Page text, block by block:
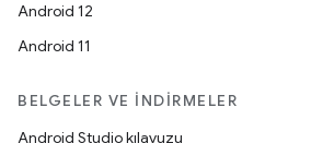
Android 12
Android 11
BELGELER VE İNDIRMELER
Android Studio kılavuzu